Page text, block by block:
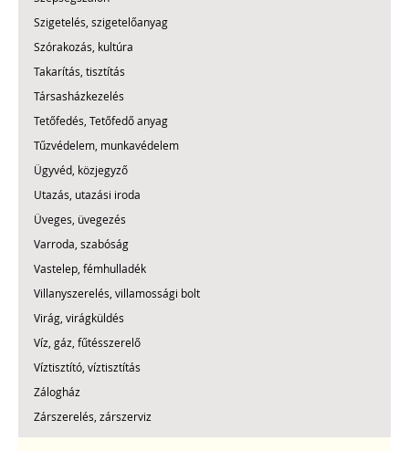
Szigetelés, szigetelőanyag
Szórakozás, kultúra
Takarítás, tisztítás
Társasházkezelés
Tetőfedés, Tetőfedő anyag
Tűzvédelem, munkavédelem
Ügyvéd, közjegyző
Utazás, utazási iroda
Üveges, üvegezés
Varroda, szabóság
Vastelep, fémhulladék
Villanyszerelés, villamossági bolt
Virág, virágküldés
Víz, gáz, fűtésszerelő
Víztisztító, víztisztítás
Zálogház
Zárszerelés, zárszerviz